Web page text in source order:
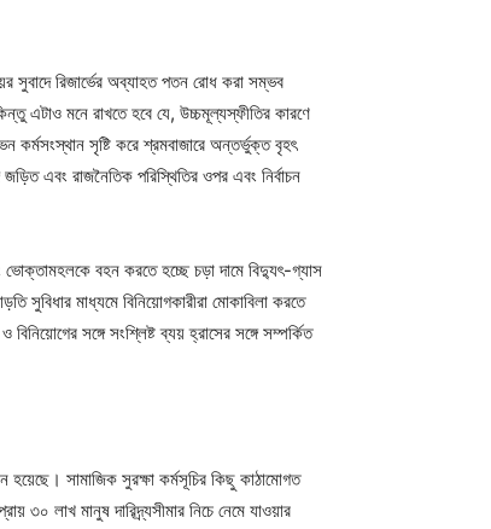
সুবাদে রিজার্ভের অব্যাহত পতন রোধ করা সম্ভব
এটাও মনে রাখতে হবে যে, উচ্চমূল্যস্ফীতির কারণে
সৃষ্টি করে শ্রমবাজারে অন্তর্ভুক্ত বৃহৎ
এবং রাজনৈতিক পরিস্থিতির ওপর এবং নির্বাচন
ভোক্তামহলকে বহন করতে হচ্ছে চড়া দামে বিদ্যুৎ-গ্যাস
সুবিধার মাধ্যমে বিনিয়োগকারীরা মোকাবিলা করতে
সঙ্গে সংশ্লিষ্ট ব্যয় হ্রাসের সঙ্গে সম্পর্কিত
হয়েছে। সামাজিক সুরক্ষা কর্মসূচির কিছু কাঠামোগত
লাখ মানুষ দারিদ্র্যসীমার নিচে নেমে যাওয়ার